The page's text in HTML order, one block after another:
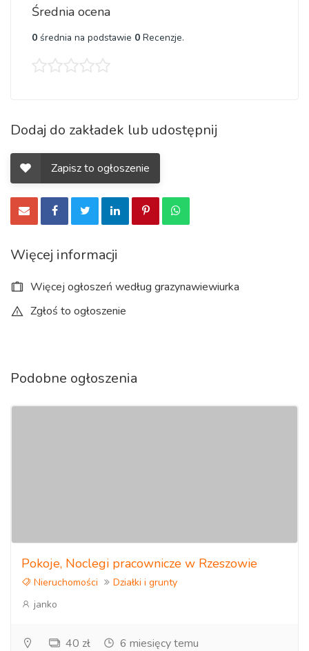
Średnia ocena
0 średnia na podstawie 0 Recenzje.
Dodaj do zakładek lub udostępnij
Zapisz to ogłoszenie
Więcej informacji
Więcej ogłoszeń według grazynawiewiurka
Zgłoś to ogłoszenie
Podobne ogłoszenia
Pokoje, Noclegi pracownicze w Rzeszowie
Nieruchomości
Działki i grunty
janko
40 zł 6 miesięcy temu